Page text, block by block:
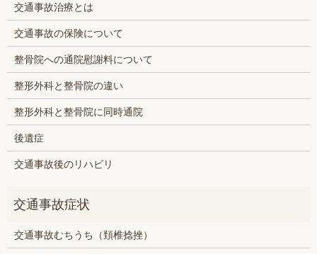
交通事故治療とは
交通事故の保険について
整骨院への通院慰謝料について
整形外科と整骨院の違い
整形外科と整骨院に同時通院
後遺症
交通事故後のリハビリ
交通事故むちうち（頚椎捻挫）